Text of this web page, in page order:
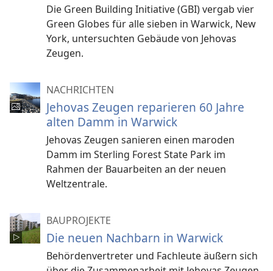
Die Green Building Initiative (GBI) vergab vier
Green Globes für alle sieben in Warwick, New
York, untersuchten Gebäude von Jehovas
Zeugen.
NACHRICHTEN
Jehovas Zeugen reparieren 60 Jahre
alten Damm in Warwick
Jehovas Zeugen sanieren einen maroden
Damm im Sterling Forest State Park im
Rahmen der Bauarbeiten an der neuen
Weltzentrale.
BAUPROJEKTE
Die neuen Nachbarn in Warwick
Behördenvertreter und Fachleute äußern sich